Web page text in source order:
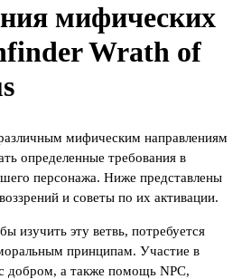
мифических
Wrath of
мифическим направлениям
определенные требования в
персонажа. Ниже представлены
и советы по их активации.
изучить эту ветвь, потребуется
принципам. Участие в
добром, а также помощь NPC,